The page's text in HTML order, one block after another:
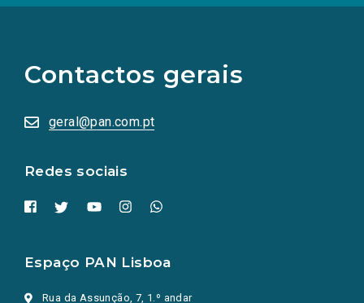
Contactos gerais
geral@pan.com.pt
Redes sociais
redes
sociais
numa
nova
Espaço PAN Lisboa
Rua da Assunção, 7, 1.º andar